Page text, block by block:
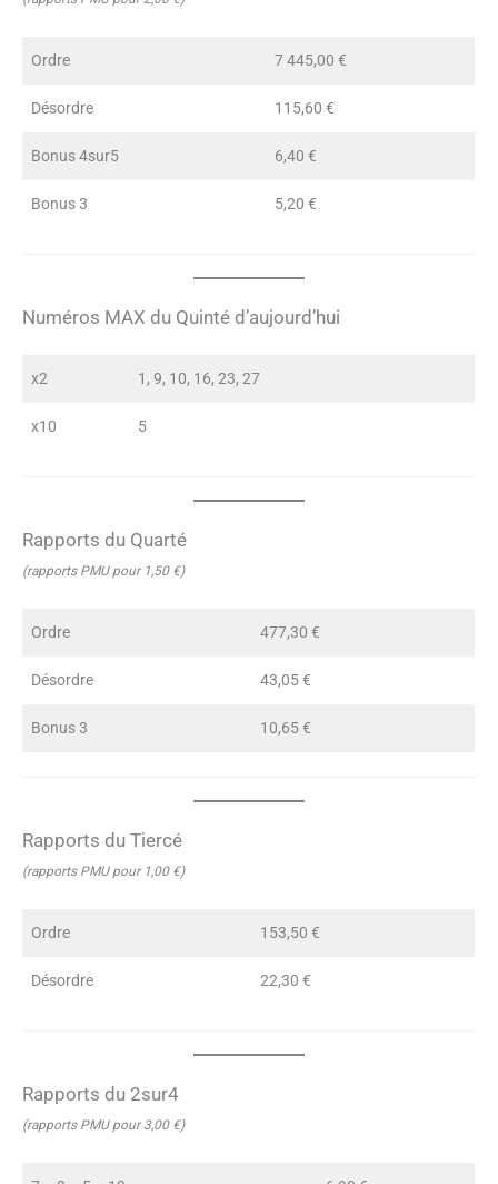
Ordre 7 445,00 €
Désordre 115,60 €
Bonus 4sur5 6,40 €
Bonus 3 5,20 €
Numéros MAX du Quinté d’aujourd’hui
x2 1, 9, 10, 16, 23, 27
x10 5
Rapports du Quarté
(rapports PMU pour 1,50 €)
Ordre 477,30 €
Désordre 43,05 €
Bonus 3 10,65 €
Rapports du Tiercé
(rapports PMU pour 1,00 €)
Ordre 153,50 €
Désordre 22,30 €
Rapports du 2sur4
(rapports PMU pour 3,00 €)